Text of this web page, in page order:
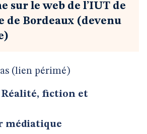
sur le web de l’IUT de
de Bordeaux (devenu
(lien périmé)
fiction et
médiatique